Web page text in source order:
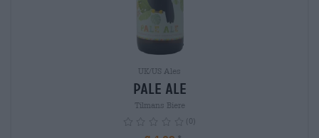
UK/US Ales
Pale Ale
Tilmans Biere
(0)